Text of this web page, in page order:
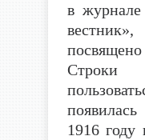
в журнале
1916